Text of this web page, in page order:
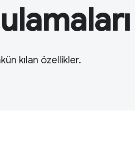
kılan özellikler.